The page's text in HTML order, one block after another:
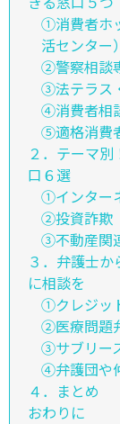
①消費者ホ
活センター）
②警察相談
③法テラス
④消費者相
⑤適格消費
２．テーマ
口６選
①インター
②投資詐欺
③不動産関
３．弁護士
に相談を
①クレジッ
②医療問題
③サブリー
④弁護団や
４．まとめ
おわりに